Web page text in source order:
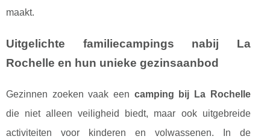
maakt.
Uitgelichte familiecampings nabij La
Rochelle en hun unieke gezinsaanbod
Gezinnen zoeken vaak een camping bij La Rochelle
die niet alleen veiligheid biedt, maar ook uitgebreide
activiteiten voor kinderen en volwassenen. In de